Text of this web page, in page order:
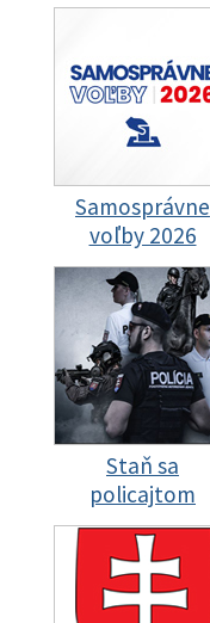
Samosprávne
voľby 2026
Staň sa
policajtom